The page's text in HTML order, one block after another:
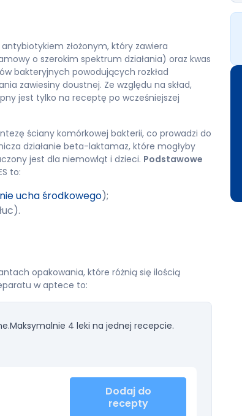
złożonym, który zawiera
o szerokim spektrum działania) oraz kwas
bakteryjnych powodujących rozkład
zawiesiny doustnej. Ze względu na skład,
jest tylko na receptę po wcześniejszej
ściany komórkowej bakterii, co prowadzi do
działanie beta-laktamaz, które mogłyby
jest dla niemowląt i dzieci. Podstawowe
to:
ucha środkowego);
opakowania, które różnią się ilością
w aptece to:
Maksymalnie 4 leki na jednej recepcie.
Dodaj do
recepty